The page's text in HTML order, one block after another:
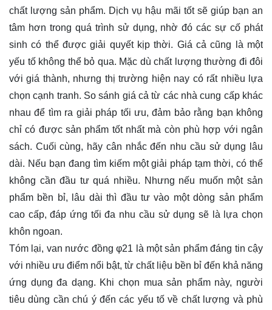
chất lượng sản phẩm. Dịch vụ hậu mãi tốt sẽ giúp bạn an
tâm hơn trong quá trình sử dụng, nhờ đó các sự cố phát
sinh có thể được giải quyết kịp thời. Giá cả cũng là một
yếu tố không thể bỏ qua. Mặc dù chất lượng thường đi đôi
với giá thành, nhưng thị trường hiện nay có rất nhiều lựa
chọn cạnh tranh. So sánh giá cả từ các nhà cung cấp khác
nhau để tìm ra giải pháp tối ưu, đảm bảo rằng bạn không
chỉ có được sản phẩm tốt nhất mà còn phù hợp với ngân
sách. Cuối cùng, hãy cân nhắc đến nhu cầu sử dụng lâu
dài. Nếu bạn đang tìm kiếm một giải pháp tạm thời, có thể
không cần đầu tư quá nhiều. Nhưng nếu muốn một sản
phẩm bền bỉ, lâu dài thì đầu tư vào một dòng sản phẩm
cao cấp, đáp ứng tối đa nhu cầu sử dụng sẽ là lựa chọn
khôn ngoan.
Tóm lại, van nước đồng φ21 là một sản phẩm đáng tin cậy
với nhiều ưu điểm nổi bật, từ chất liệu bền bỉ đến khả năng
ứng dụng đa dạng. Khi chọn mua sản phẩm này, người
tiêu dùng cần chú ý đến các yếu tố về chất lượng và phù